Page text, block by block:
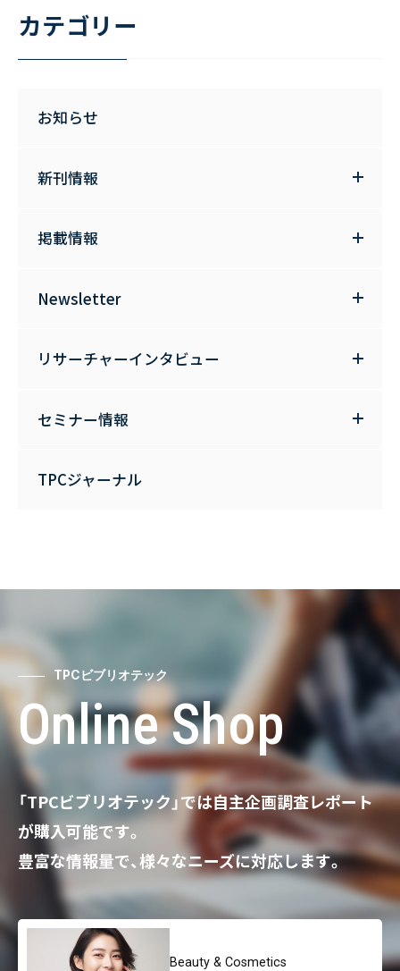
カテゴリー
お知らせ
新刊情報
掲載情報
Newsletter
リサーチャーインタビュー
セミナー情報
TPCジャーナル
TPCビブリオテック
Online Shop
「TPCビブリオテック」では自主企画調査レポート
が購入可能です。
豊富な情報量で、様々なニーズに対応します。
Beauty & Cosmetics